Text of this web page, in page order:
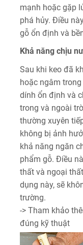
mạnh hoặc gặp
phá hủy. Điều
gỗ ổn định và
Khả năng chịu
Sau khi keo đã
hoặc ngâm
dính ổn định và
trong và ngoài
thường xuyên
không bị ảnh
khả năng ngăn
phẩm gỗ. Điều
thất và ngoại
dụng này, sẽ
trường.
-> Tham khảo
đúng kỹ thuật